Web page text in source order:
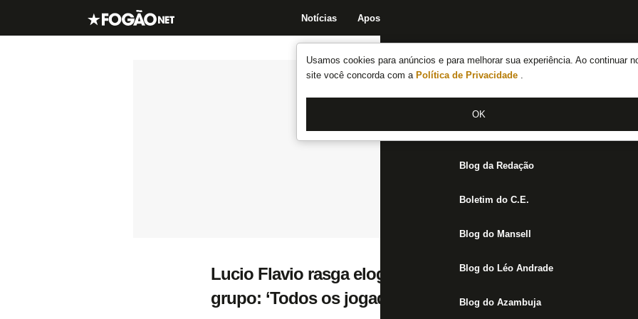
Usamos cookies para anúncios e para melhorar sua experiência. Ao continuar
site você concorda com a Política de Privacidade .
OK
Notícias Apostas
Notícias do Botafogo
Fórum
Jogos
Blog da Redação
Boletim do C.E.
Blog do Mansell
Blog do Léo Andrade
Blog do Azambuja
Lucio Flavio rasga elogios a Tiquinho Soares no
grupo: ‘Todos os jogadores são importantes’